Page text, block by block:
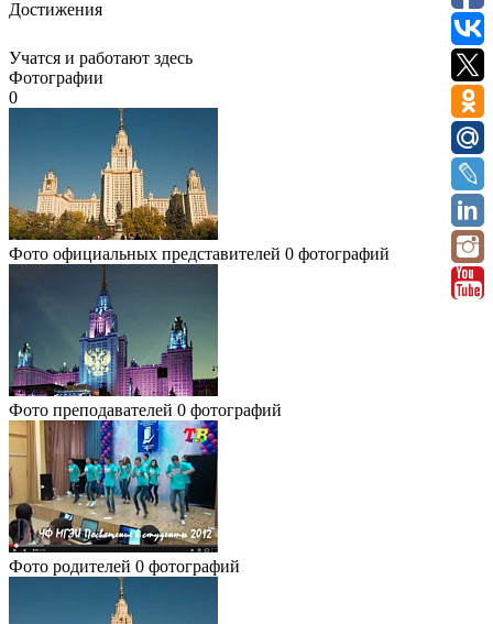
Достижения
Учатся и работают здесь
Фотографии
0
Фото официальных представителей 0 фотографий
Фото преподавателей 0 фотографий
Фото родителей 0 фотографий